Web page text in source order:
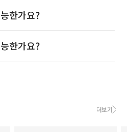
한가요?
한가요?
더보기